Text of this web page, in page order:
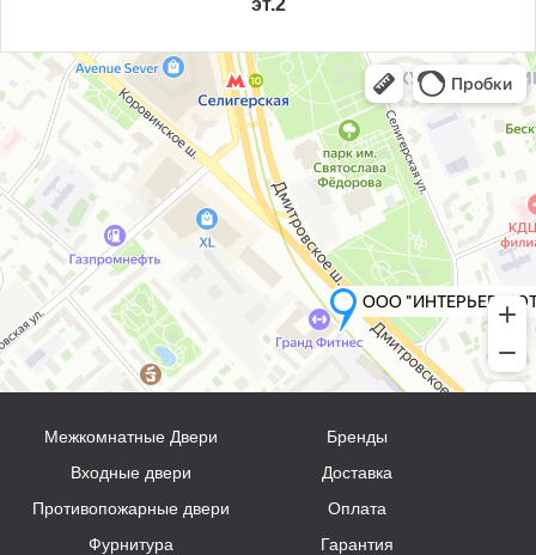
эт.2
Межкомнатные Двери
Входные двери
Противопожарные двери
Фурнитура
Бренды
Доставка
Оплата
Гарантия